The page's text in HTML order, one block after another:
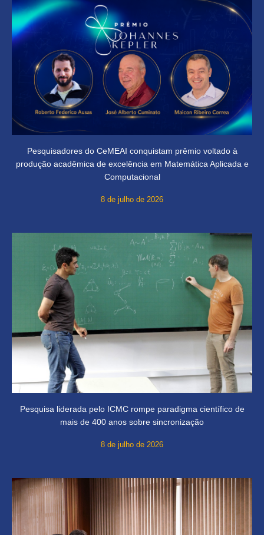
Pesquisadores do CeMEAI conquistam prêmio voltado à
produção acadêmica de excelência em Matemática Aplicada e
Computacional
8 de julho de 2026
Pesquisa liderada pelo ICMC rompe paradigma científico de
mais de 400 anos sobre sincronização
8 de julho de 2026